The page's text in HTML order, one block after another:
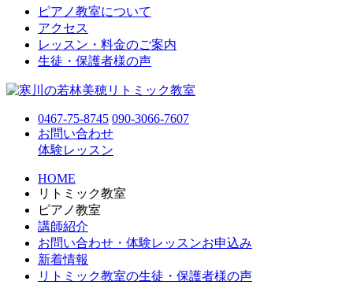
ピアノ教室について
アクセス
レッスン・料金のご案内
生徒・保護者様の声
0467-75-8745 090-3066-7607
お問い合わせ
体験レッスン
HOME
リトミック教室
ピアノ教室
講師紹介
お問い合わせ・体験レッスンお申込み
新着情報
リトミック教室の生徒・保護者様の声